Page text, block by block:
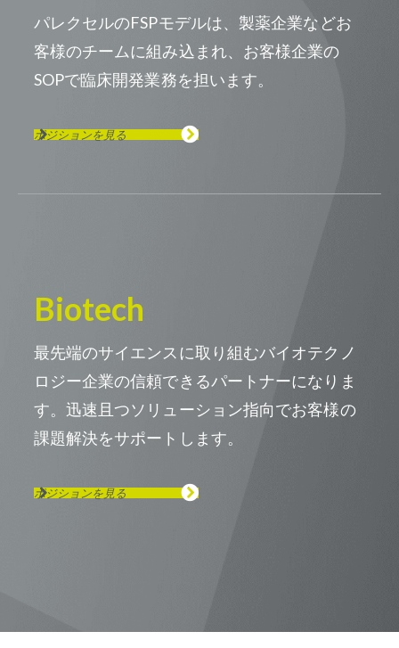
パレクセルのFSPモデルは、製薬企業などお
客様のチームに組み込まれ、お客様企業の
SOPで臨床開発業務を担います。
ポジションを見る
Biotech
最先端のサイエンスに取り組むバイオテクノ
ロジー企業の信頼できるパートナーになりま
す。迅速且つソリューション指向でお客様の
課題解決をサポートします。
ポジションを見る